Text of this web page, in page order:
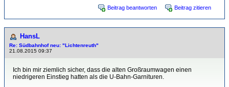
Beitrag beantworten Beitrag zitieren
HansL
Re: Südbahnhof neu: "Lichtenreuth"
21.08.2015 09:37
Ich bin mir ziemlich sicher, dass die alten Großraumwagen einen
niedrigeren Einstieg hatten als die U-Bahn-Garnituren.